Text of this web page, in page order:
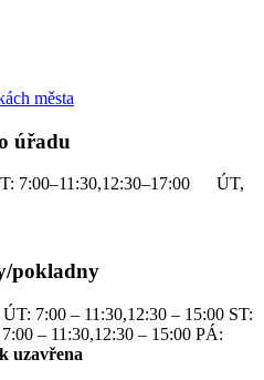
města
úřadu
7:00–11:30,12:30–17:00 ÚT,
pokladny
7:00 – 11:30,12:30 – 15:00 ST:
– 11:30,12:30 – 15:00 PÁ:
uzavřena